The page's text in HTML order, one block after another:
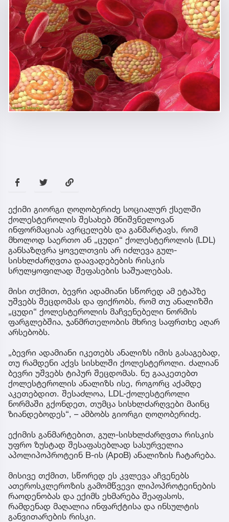
ექიმი გიორგი ღოღობერიძე სოციალურ ქსელში
ქოლესტეროლის შესახებ მნიშვნელოვან
ინფორმაციას ავრცელებს და განმარტავს, რომ
მხოლოდ საერთო ან „ცუდი“ ქოლესტეროლის (LDL)
განსაზღვრა ყოველთვის არ იძლევა გულ-
სისხლძარღვთა დაავადებების რისკის
სრულყოფილად შეფასების საშუალებას.
მისი თქმით, ბევრი ადამიანი სწორედ ამ ეტაპზე
უშვებს შეცდომას და ფიქრობს, რომ თუ ანალიზში
„ცუდი“ ქოლესტეროლის მაჩვენებელი ნორმის
ფარგლებშია, ჯანმრთელობის მხრივ საფრთხე აღარ
არსებობს.
„ბევრი ადამიანი იკეთებს ანალიზს იმის გასაგებად,
თუ რამდენი აქვს სისხლში ქოლესტეროლი. ძალიან
ბევრი უშვებს ტიპურ შეცდომას. ნუ გააკეთებთ
ქოლესტეროლის ანალიზს ისე, როგორც აქამდე
აკეთებდით. შესაძლოა, LDL-ქოლესტეროლი
ნორმაში გქონდეთ, თუმცა სისხლძარღვები მაინც
ზიანდებოდეს“, – ამბობს გიორგი ღოღობერიძე.
ექიმის განმარტებით, გულ-სისხლძარღვთა რისკის
უფრო ზუსტად შესაფასებლად სასურველია
აპოლიპოპროტეინ B-ის (ApoB) ანალიზის ჩატარება.
მისივე თქმით, სწორედ ეს კვლევა აჩვენებს
ათეროსკლეროზის გამომწვევი ლიპოპროტეინების
რაოდენობას და ექიმს ეხმარება შეაფასოს,
რამდენად მაღალია ინფარქტისა და ინსულტის
განვითარების რისკი.